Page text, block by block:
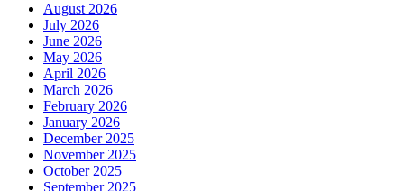
August 2026
July 2026
June 2026
May 2026
April 2026
March 2026
February 2026
January 2026
December 2025
November 2025
October 2025
September 2025